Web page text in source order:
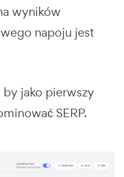
wyników
napoju jest
by jako pierwszy
SERP.